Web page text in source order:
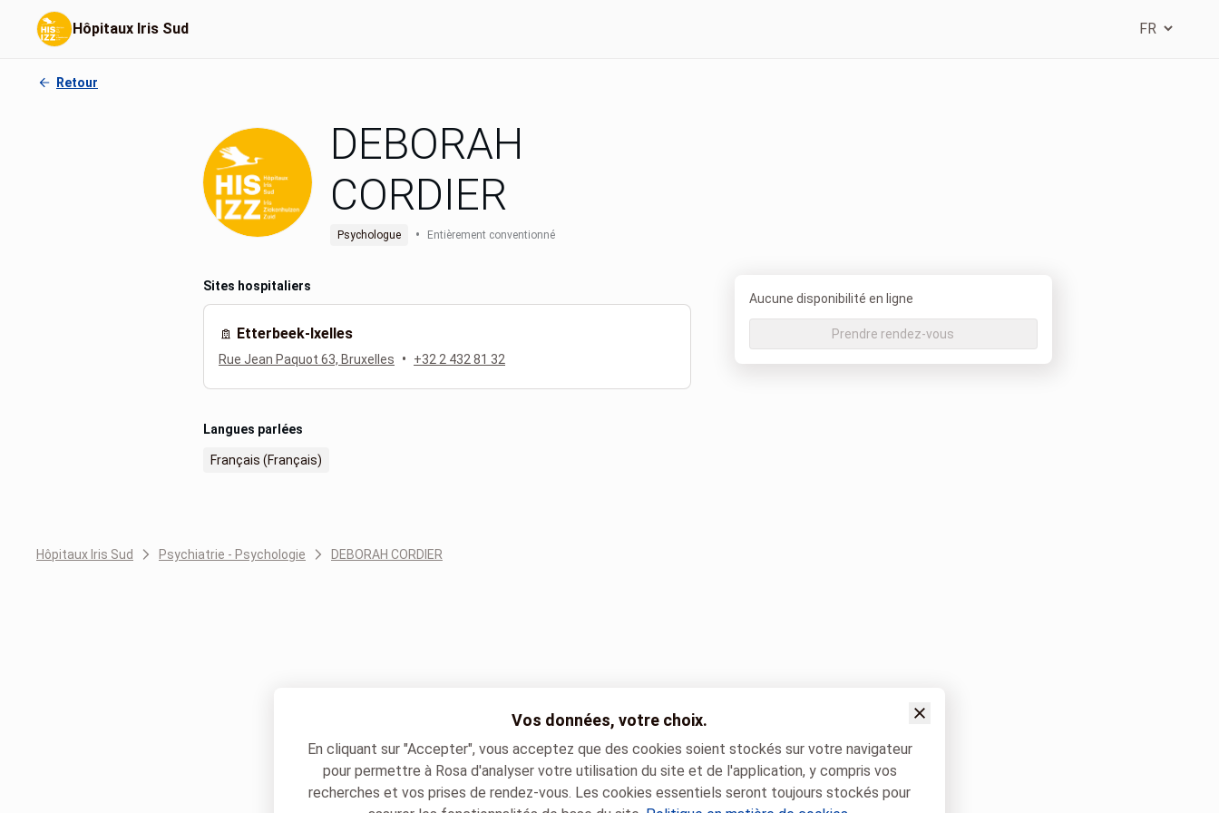
Hôpitaux Iris Sud
Retour
DEBORAH
CORDIER
Psychologue • Entièrement conventionné
Sites hospitaliers
Etterbeek-Ixelles
Rue Jean Paquot 63, Bruxelles • +32 2 432 81 32
Langues parlées
Français (Français)
Aucune disponibilité en ligne
Prendre rendez-vous
Hôpitaux Iris Sud Psychiatrie - Psychologie DEBORAH CORDIER
Vos données, votre choix.
En cliquant sur "Accepter", vous acceptez que des cookies soient stockés sur votre navigateur
pour permettre à Rosa d'analyser votre utilisation du site et de l'application, y compris vos
recherches et vos prises de rendez-vous. Les cookies essentiels seront toujours stockés pour